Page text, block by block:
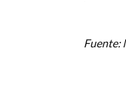
Fuente: